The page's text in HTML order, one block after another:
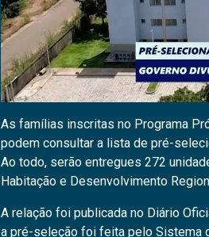
As famílias inscritas no Programa
podem consultar a lista de pré-
Ao todo, serão entregues 272
Habitação e Desenvolvimento
A relação foi publicada no Diário
a pré-seleção foi feita pelo Sistema